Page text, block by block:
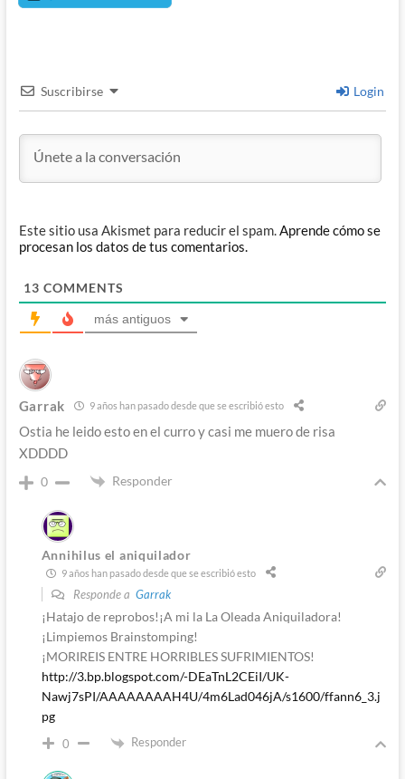
Suscribirse Login
Este sitio usa Akismet para reducir el spam.Aprende cómo se
procesan los datos de tus comentarios.
13 COMMENTS
más antiguos
Garrak 9 años han pasado desde que se escribió esto
Ostia he leido esto en el curro y casi me muero de risa
XDDDD
0 Responder
Annihilus el aniquilador
9 años han pasado desde que se escribió esto
Responde a Garrak
¡Hatajo de reprobos!¡A mi la La Oleada Aniquiladora!
¡Limpiemos Brainstomping!
¡MORIREIS ENTRE HORRIBLES SUFRIMIENTOS!
http://3.bp.blogspot.com/-DEaTnL2CEiI/UK-
Nawj7sPI/AAAAAAAAH4U/4m6Lad046jA/s1600/ffann6_3.j
pg
0 Responder